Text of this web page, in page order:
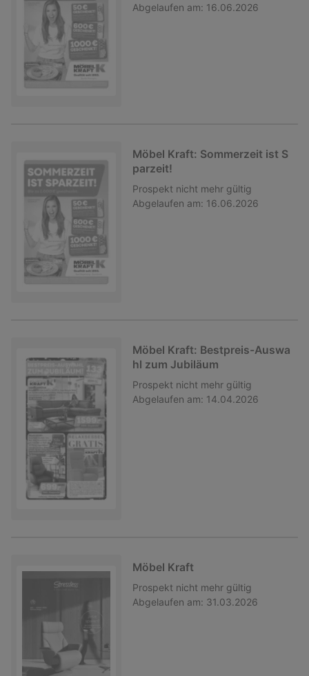
Abgelaufen am: 16.06.2026
Möbel Kraft: Sommerzeit ist S
parzeit!
Prospekt nicht mehr gültig
Abgelaufen am: 16.06.2026
Möbel Kraft: Bestpreis-Auswa
hl zum Jubiläum
Prospekt nicht mehr gültig
Abgelaufen am: 14.04.2026
Möbel Kraft
Prospekt nicht mehr gültig
Abgelaufen am: 31.03.2026